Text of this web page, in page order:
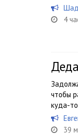
4
чтобы
куда-
39